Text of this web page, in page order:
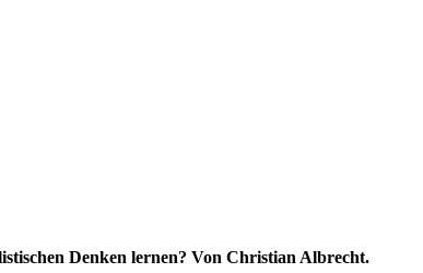
Denken lernen? Von Christian Albrecht.